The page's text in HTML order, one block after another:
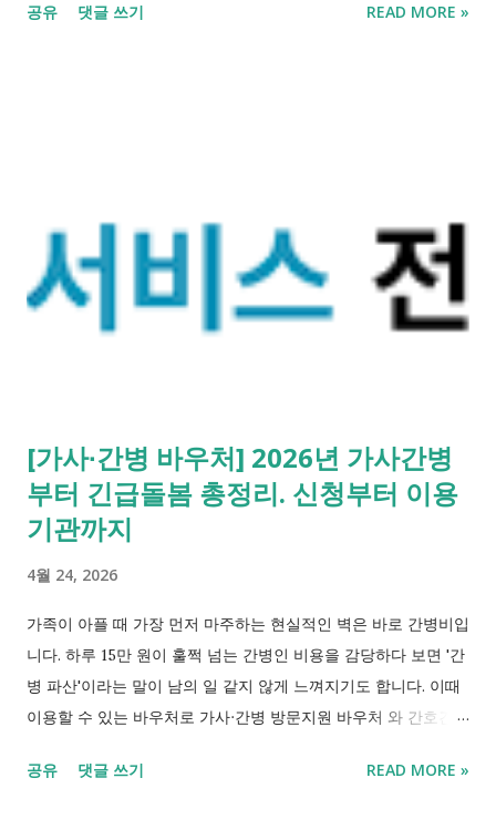
당일 가능한 것과 기다려야 하는 것, 이후 처리까지 이 흐름만 따
다. 나머지는 직접 해야 합니다. - 상속포기 또는 한정승인 법원 -
상속세, 취득세 신고 세무서, 시군구청 - 예금 인출, 보험금 청구
은행, 보험사 사망신고 당일에 끝낼 수 있는 건 '신청까지', 처리는
2주 후 부터입니다. [조회되는 것 vs 안되는 것] 구분 조회 가능 조
공유 댓글 쓰기 READ MORE »
[가사∙간병 바우처] 2026년 가사간병
부터 긴급돌봄 총정리. 신청부터 이용
기관까지
4월 24, 2026
가족이 아플 때 가장 먼저 마주하는 현실적인 벽은 바로 간병비입
니다. 하루 15만 원이 훌쩍 넘는 간병인 비용을 감당하다 보면 '간
병 파산'이라는 말이 남의 일 같지 않게 느껴지기도 합니다. 이때
이용할 수 있는 바우처로 가사∙간병 방문지원 바우처 와 간호간병
을 덜 수 있습니다. 이 가사∙간병 방문지원 바우처는 장애인 바우
공유 댓글 쓰기 READ MORE »